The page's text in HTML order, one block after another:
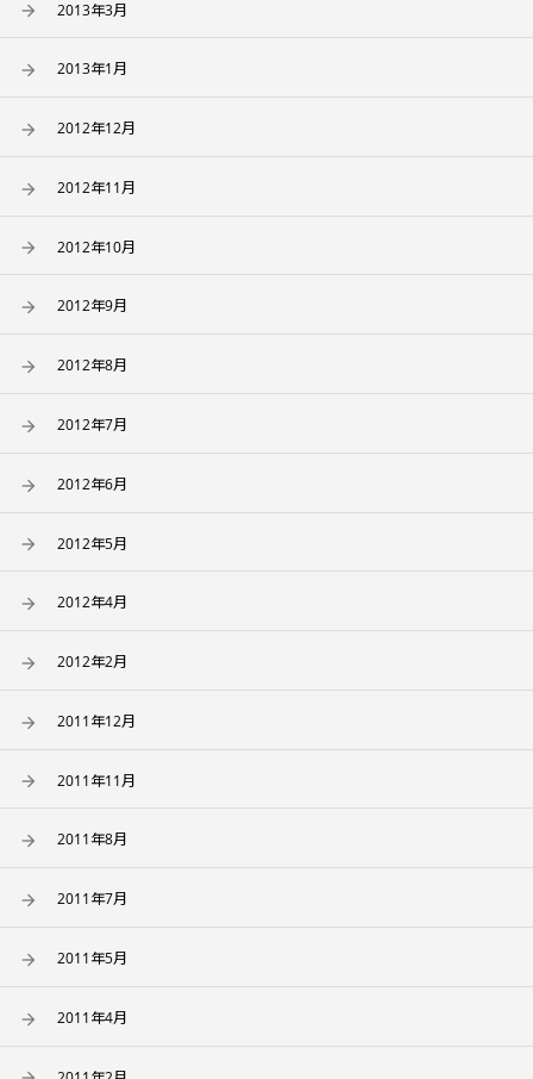
2013年3月
2013年1月
2012年12月
2012年11月
2012年10月
2012年9月
2012年8月
2012年7月
2012年6月
2012年5月
2012年4月
2012年2月
2011年12月
2011年11月
2011年8月
2011年7月
2011年5月
2011年4月